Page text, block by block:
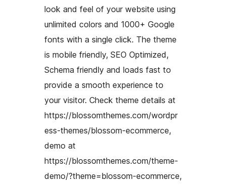
look and feel of your website using
unlimited colors and 1000+ Google
fonts with a single click. The theme
is mobile friendly, SEO Optimized,
Schema friendly and loads fast to
provide a smooth experience to
your visitor. Check theme details at
https://blossomthemes.com/wordpr
ess-themes/blossom-ecommerce,
demo at
https://blossomthemes.com/theme-
demo/?theme=blossom-ecommerce,